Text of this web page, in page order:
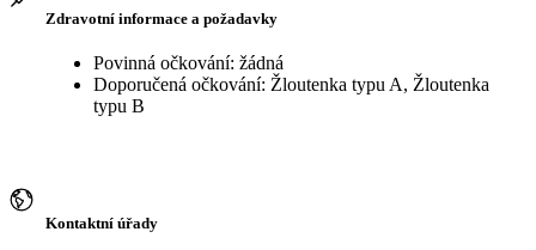
Zdravotní informace a požadavky
Povinná očkování: žádná
Doporučená očkování: Žloutenka typu A, Žloutenka
typu B
Kontaktní úřady